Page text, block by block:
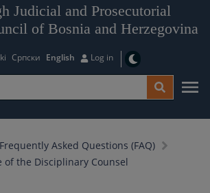
Judicial and Prosecutorial
of Bosnia and Herzegovina
Српски English Log in
Frequently Asked Questions (FAQ)
of the Disciplinary Counsel